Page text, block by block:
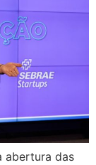
abertura das